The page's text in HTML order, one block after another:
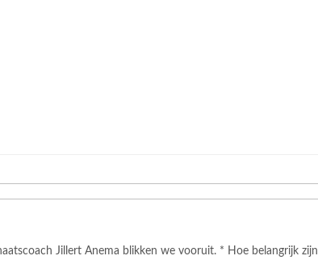
Jillert Anema blikken we vooruit. * Hoe belangrijk zijn